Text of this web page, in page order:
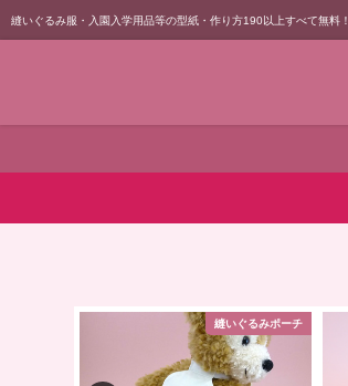
縫いぐるみ服・入園入学用品等の型紙・作り方190以上すべて無料！
縫いぐるみポーチ